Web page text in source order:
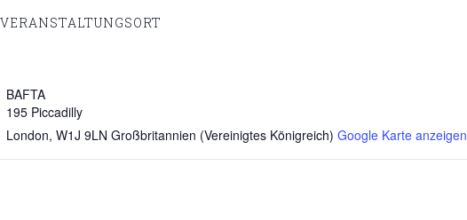
VERANSTALTUNGSORT
BAFTA
195 Piccadilly
London, W1J 9LN Großbritannien (Vereinigtes Königreich) Google Karte anzeigen